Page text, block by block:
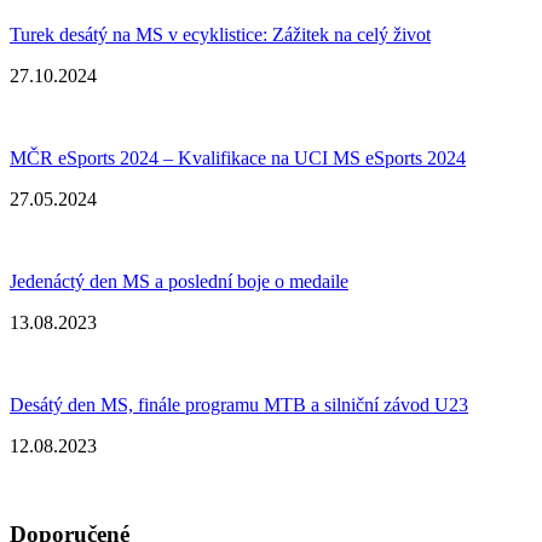
Turek desátý na MS v ecyklistice: Zážitek na celý život
27.10.2024
MČR eSports 2024 – Kvalifikace na UCI MS eSports 2024
27.05.2024
Jedenáctý den MS a poslední boje o medaile
13.08.2023
Desátý den MS, finále programu MTB a silniční závod U23
12.08.2023
Doporučené